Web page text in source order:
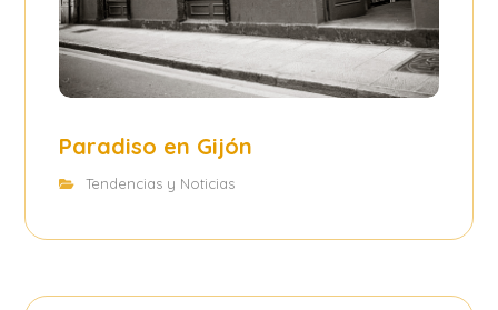
Paradiso en Gijón
Tendencias y Noticias